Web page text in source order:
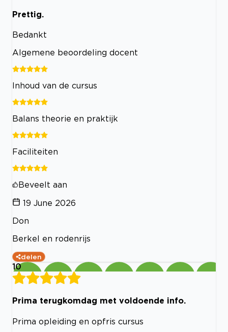
Prettig.
Bedankt
Algemene beoordeling docent
Inhoud van de cursus
Balans theorie en praktijk
Faciliteiten
Beveelt aan
19 June 2026
Don
Berkel en rodenrijs
delen
10
Prima terugkomdag met voldoende info.
Prima opleiding en opfris cursus